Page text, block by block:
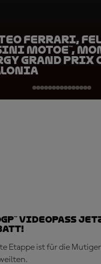
Ferrari,
MotoE™,
Grand Prix
VideoPass
Etappe ist für die